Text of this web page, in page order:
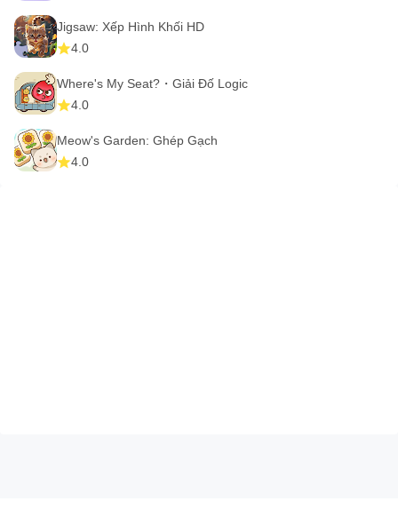
Jigsaw: Xếp Hình Khối HD
4.0
Where's My Seat?・Giải Đố Logic
4.0
Meow's Garden: Ghép Gạch
4.0